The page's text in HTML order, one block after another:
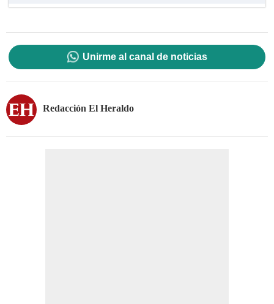
Unirme al canal de noticias
Redacción El Heraldo